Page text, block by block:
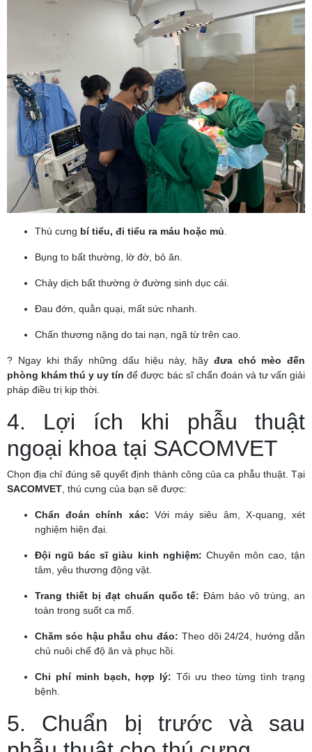
Thú cưng bí tiểu, đi tiểu ra máu hoặc mủ
Bụng to bất thường, lờ đờ, bỏ ăn.
Chảy dịch bất thường ở đường sinh dục cái.
Đau đớn, quằn quại, mất sức nhanh.
Chấn thương nặng do tai nạn, ngã từ trên cao.
? Ngay khi thấy những dấu hiệu này, hãy đưa chó mèo đến
phòng khám thú y uy tín để được bác sĩ chẩn đoán và tư vấn giải
pháp điều trị kịp thời.
4. Lợi ích khi phẫu thuật
ngoại khoa tại SACOMVET
Chọn địa chỉ đúng sẽ quyết định thành công của ca phẫu thuật. Tại
SACOMVET , thú cưng của bạn sẽ được:
Chẩn đoán chính xác: Với máy siêu âm, X-quang, xét
nghiệm hiện đại.
Đội ngũ bác sĩ giàu kinh nghiệm: Chuyên môn cao, tận
tâm, yêu thương động vật.
Trang thiết bị đạt chuẩn quốc tế: Đảm bảo vô trùng, an
toàn trong suốt ca mổ.
Chăm sóc hậu phẫu chu đáo: Theo dõi 24/24, hướng dẫn
chủ nuôi chế độ ăn và phục hồi.
Chi phí minh bạch, hợp lý: Tối ưu theo từng tình trạng
bệnh.
5. Chuẩn bị trước và sau